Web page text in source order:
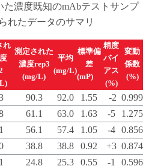
た濃度既知のmAbテストサンプ
れたデータのサマリ
れ
測定された
濃度rep3
(mg/L)
平均
(mg/L)
標準偏
差
(mP)
精度
バイ
アス
(%)
変動
係数
(%)
90.3 92.0 1.55 -2 0.999
61.1 63.0 1.63 -5
1.275
56.1 57.4 1.05 -4
0.856
38.8 38.8 0.92 +3 0.874
24.8 25.3 0.55 -1
0.596